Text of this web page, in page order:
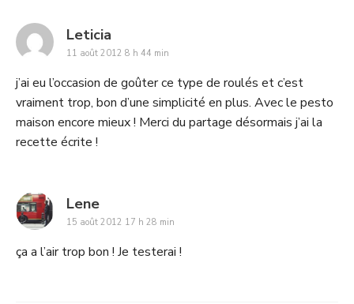
Leticia
11 août 2012 8 h 44 min
j’ai eu l’occasion de goûter ce type de roulés et c’est
vraiment trop, bon d’une simplicité en plus. Avec le pesto
maison encore mieux ! Merci du partage désormais j’ai la
recette écrite !
Lenesays:
15 août 2012 17 h 28 min
ça a l’air trop bon ! Je testerai !